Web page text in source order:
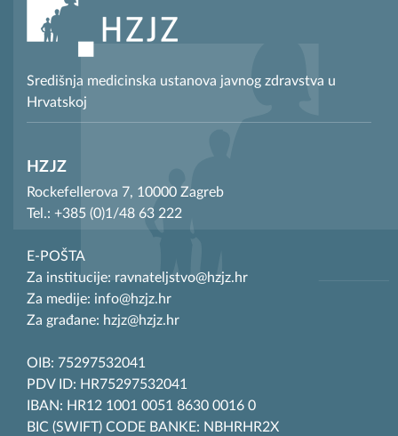
Središnja medicinska ustanova javnog zdravstva u
Hrvatskoj
HZJZ
Rockefellerova 7, 10000 Zagreb
Tel.: +385 (0)1/48 63 222
E-POŠTA
Za institucije: ravnateljstvo@hzjz.hr
Za medije: info@hzjz.hr
Za građane: hzjz@hzjz.hr
OIB: 75297532041
PDV ID: HR75297532041
IBAN: HR12 1001 0051 8630 0016 0
BIC (SWIFT) CODE BANKE: NBHRHR2X